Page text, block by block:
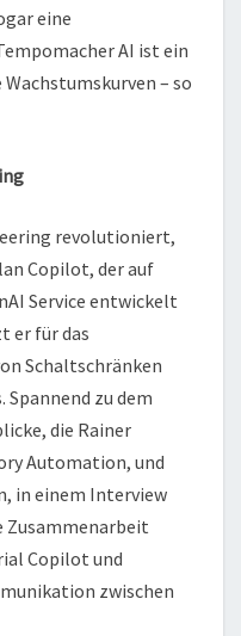
eine
AI ist ein
– so
revolutioniert,
Copilot, der auf
Service entwickelt
er für das
Schaltschränken
zu dem
die Rainer
Automation, und
in einem Interview
Zusammenarbeit
Copilot und
zwischen